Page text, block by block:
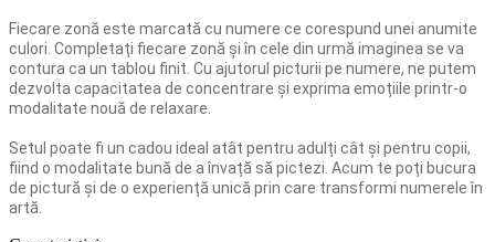
Fiecare zonă este marcată cu numere ce corespund unei anumite
culori. Completați fiecare zonă și în cele din urmă imaginea se va
contura ca un tablou finit. Cu ajutorul picturii pe numere, ne putem
dezvolta capacitatea de concentrare și exprima emoțiile printr-o
modalitate nouă de relaxare.
Setul poate fi un cadou ideal atât pentru adulți cât și pentru copii,
fiind o modalitate bună de a învață să pictezi. Acum te poți bucura
de pictură și de o experiență unică prin care transformi numerele în
artă.